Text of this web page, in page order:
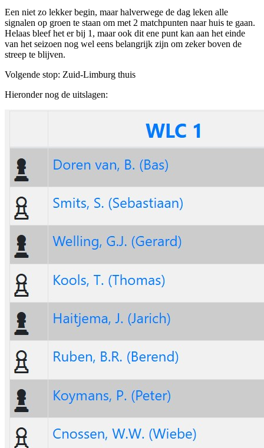
Een niet zo lekker begin, maar halverwege de dag leken alle
signalen op groen te staan om met 2 matchpunten naar huis te gaan.
Helaas bleef het er bij 1, maar ook dit ene punt kan aan het einde
van het seizoen nog wel eens belangrijk zijn om zeker boven de
streep te blijven.
Volgende stop: Zuid-Limburg thuis
Hieronder nog de uitslagen: